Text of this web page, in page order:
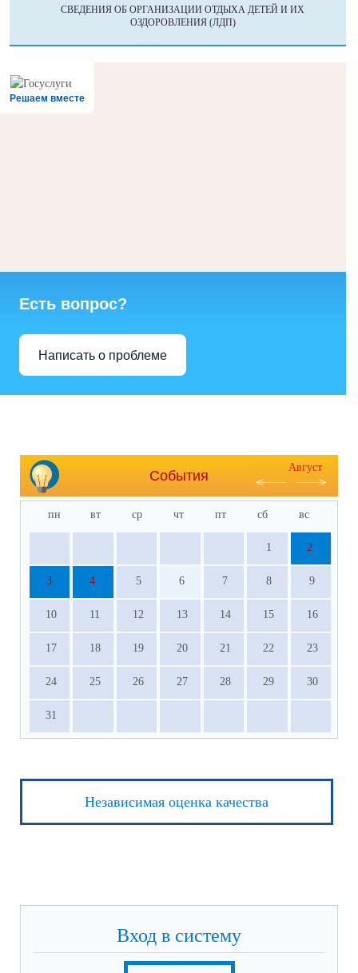
СВЕДЕНИЯ ОБ ОРГАНИЗАЦИИ ОТДЫХА ДЕТЕЙ И ИХ
ОЗДОРОВЛЕНИЯ (ЛДП)
Решаем вместе
Есть вопрос?
Написать о проблеме
События
Август
пн вт ср чт пт сб вс
1 2
3 4 5 6 7 8 9
10 11 12 13 14 15 16
17 18 19 20 21 22 23
24 25 26 27 28 29 30
31
Независимая оценка качества
Вход в систему